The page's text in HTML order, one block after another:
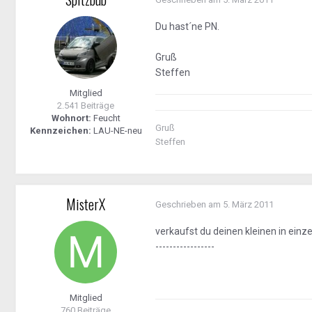
Mitglied
2.541 Beiträge
Wohnort: Feucht
Kennzeichen: LAU-NE-neu
Du hast´ne PN.
Gruß
Steffen
Gruß
Steffen
MisterX
Mitglied
Geschrieben am 5. März 2011
verkaufst du deinen kleinen in
-----------------